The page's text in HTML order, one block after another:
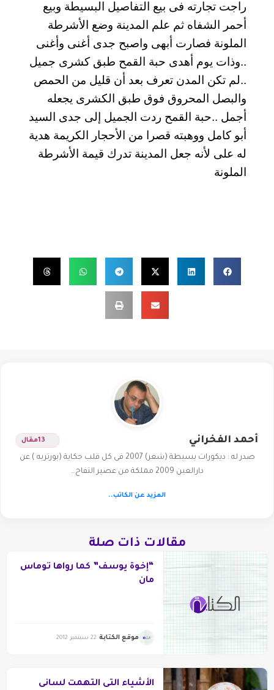
راجت تجارته فى بيع التفاصيل البسيطة وبيع
أحمر الشفاه ثم علم المدينة وضع الأشرطة
الملونة فصارت أبهى واصبح جدى أغنى وأغنى
..وذات يوم أهدى حبة القمح طبق كشرى جميل
..لم تكن المدن تعرف بعد أن قليل من الحمص
والبصل المحروق فوق طبق الكشرى يجعله
أجمل ..حبة القمح ردت الجميل إلى جدى السيد
أبو كامل ووهبته قصرا من الأحجار الكريمة هدية
له على لأنه جعل المدينة تدرك قيمة الأشرطة
الملونة
أحمد الفخراني 13مقال
صدر له : ديكورات بسيطة (شعر) 2007 فى كل قلب حكاية (بورتريه ) عن
دارالعين 2009 مملكة من عصير التفاح…
المزيد عن الكاتب..
مقالات ذات صلة
“إخوة يوسف” كما رواها توماس
مان
موقع الكتابة 22 سبتمبر 2012
الأشياء التى التهمت لسانى